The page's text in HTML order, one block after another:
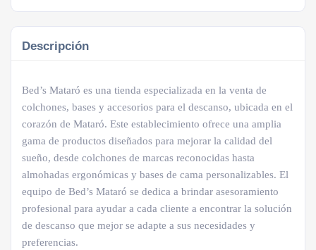
Descripción
Bed’s Mataró es una tienda especializada en la venta de
colchones, bases y accesorios para el descanso, ubicada en el
corazón de Mataró. Este establecimiento ofrece una amplia
gama de productos diseñados para mejorar la calidad del
sueño, desde colchones de marcas reconocidas hasta
almohadas ergonómicas y bases de cama personalizables. El
equipo de Bed’s Mataró se dedica a brindar asesoramiento
profesional para ayudar a cada cliente a encontrar la solución
de descanso que mejor se adapte a sus necesidades y
preferencias.